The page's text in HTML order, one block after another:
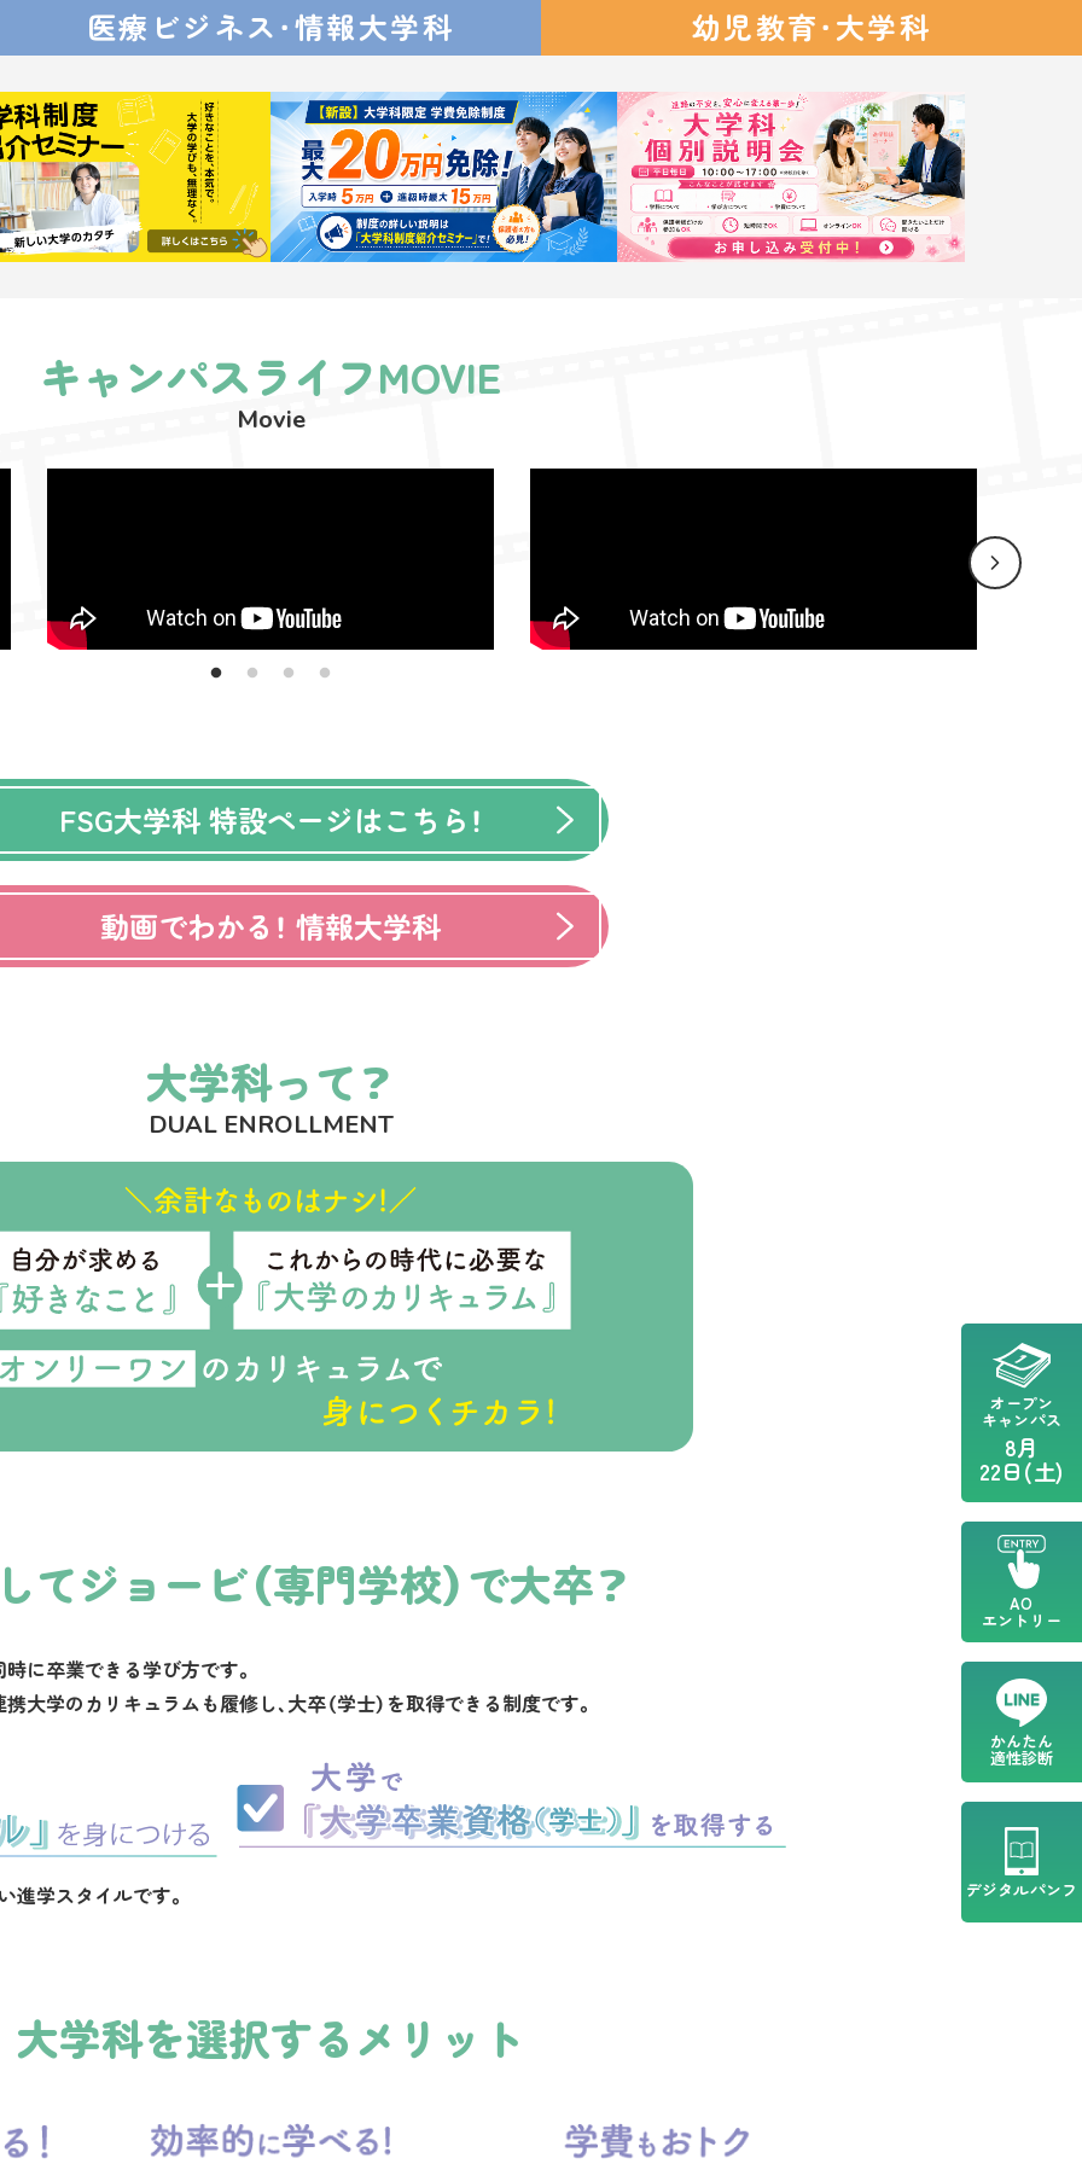
医療ビジネス・情報大学科 幼児教育・ 大学科
キャンパスライフMOVIE
Movie
FSG大学科 特設ページはこちら！
動画でわかる！ 情報大学科
大学科って？
DUAL ENROLLMENT
てジョービ（専門学校）で大卒？
に卒業できる学び方です。
大学のカリキュラムも履修し、大卒（学士）を取得できる制度です。
進学スタイルです。
大学科を選択するメリット
オープン
キャンパス
8月
22日(土)
AO
エントリー
かんたん
適性診断
デジタルパンフ